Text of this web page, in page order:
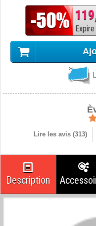
Expire
Lire les avis (313)
Description